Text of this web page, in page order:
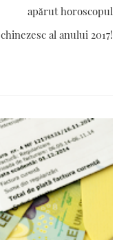
apărut horoscopul
chinezesc al anului 2017!